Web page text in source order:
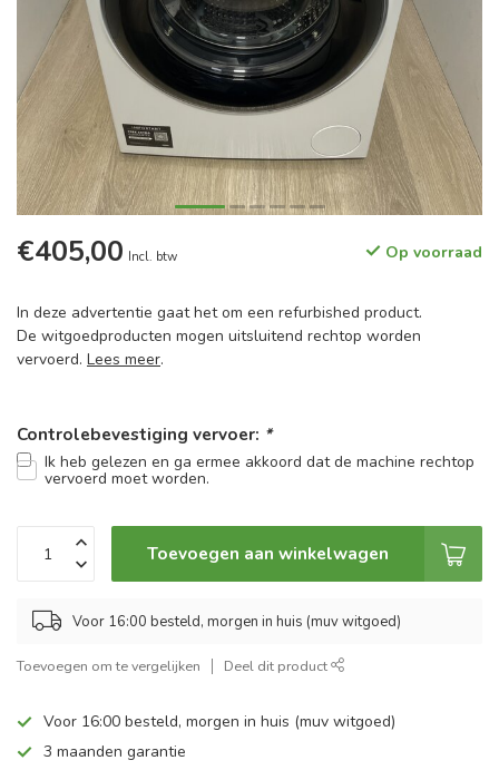
€405,00 Incl. btw Op voorraad
In deze advertentie gaat het om een refurbished product.
De witgoedproducten mogen uitsluitend rechtop worden
vervoerd. Lees meer.
Controlebevestiging vervoer: *
Ik heb gelezen en ga ermee akkoord dat de machine rechtop
vervoerd moet worden.
Toevoegen aan winkelwagen
Voor 16:00 besteld, morgen in huis (muv witgoed)
Toevoegen om te vergelijken Deel dit product
Voor 16:00 besteld, morgen in huis (muv witgoed)
3 maanden garantie